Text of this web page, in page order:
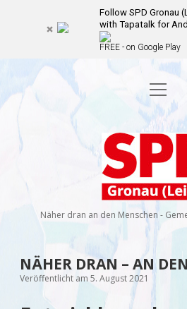
Follow SPD Gronau
with Tapatalk for
FREE - on Google Play
Startseite
Kommunalwahl
Über uns
Kontakt
Newsletter
Spenden
facebookrss
Menü
öffnen
SPD
Gronau
(Leine)
Näher dran an den Menschen -
NÄHER DRAN – AN
Veröffentlicht am 5. August 2021